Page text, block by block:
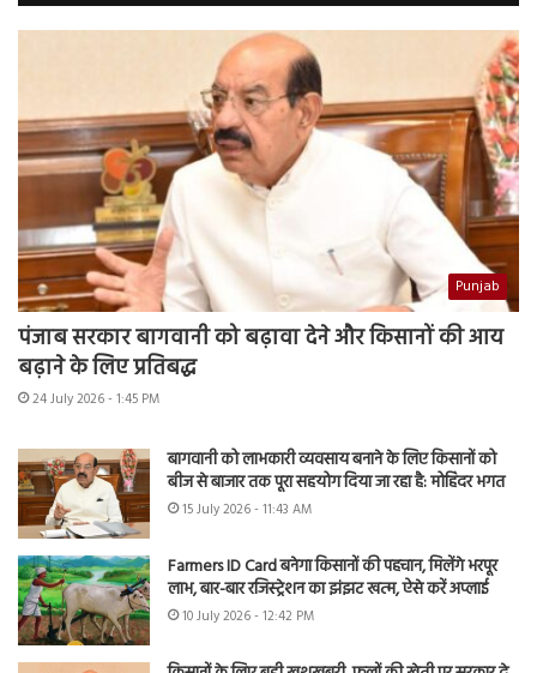
Punjab
पंजाब सरकार बागवानी को बढ़ावा देने और किसानों की आय
बढ़ाने के लिए प्रतिबद्ध
24 July 2026 - 1:45 PM
बागवानी को लाभकारी व्यवसाय बनाने के लिए किसानों को
बीज से बाजार तक पूरा सहयोग दिया जा रहा है: मोहिंदर भगत
15 July 2026 - 11:43 AM
Farmers ID Card बनेगा किसानों की पहचान, मिलेंगे भरपूर
लाभ, बार-बार रजिस्ट्रेशन का झंझट खत्म, ऐसे करें अप्लाई
10 July 2026 - 12:42 PM